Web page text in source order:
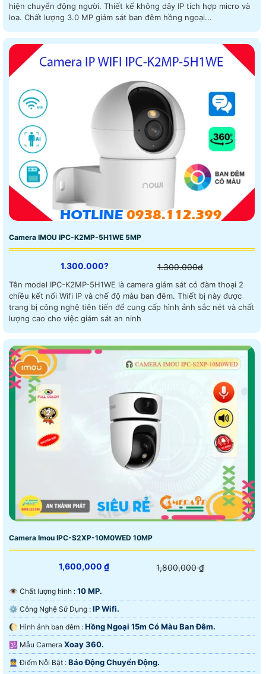
hiện chuyển động người. Thiết kế không dây IP tích hợp micro và
loa. Chất lượng 3.0 MP giám sát ban đêm hồng ngoại...
Camera IMOU IPC-K2MP-5H1WE 5MP
1.300.000? 1.300.000d
Tên model IPC-K2MP-5H1WE là camera giám sát có đàm thoại 2
chiều kết nối Wifi IP và chế độ màu ban đêm. Thiết bị này được
trang bị công nghệ tiên tiến để cung cấp hình ảnh sắc nét và chất
lượng cao cho việc giám sát an ninh
Camera Imou IPC-S2XP-10M0WED 10MP
1,600,000 ₫ 1,800,000 ₫
👁 Chất lượng hình : 10 MP.
⚙ Công Nghệ Sử Dụng : IP Wifi.
🌔 Hình ảnh ban đêm : Hồng Ngoại 15m Có Màu Ban Ðêm.
🕉️ Mẫu Camera Xoay 360.
️👮 Điểm Nỗi Bật : Báo Động Chuyển Động.